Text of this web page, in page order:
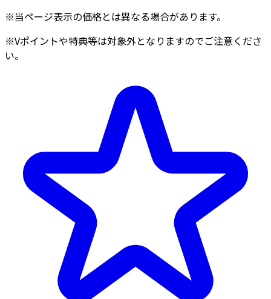
※当ページ表示の価格とは異なる場合があります。
※Vポイントや特典等は対象外となりますのでご注意くださ
い。